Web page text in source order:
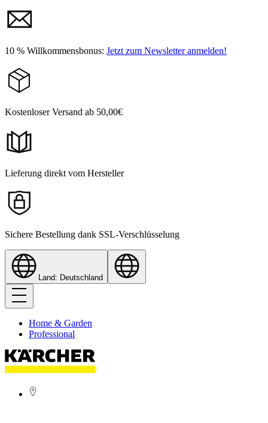
10 % Willkommensbonus: Jetzt zum Newsletter anmelden!
Kostenloser Versand ab 50,00€
Lieferung direkt vom Hersteller
Sichere Bestellung dank SSL-Verschlüsselung
Land: Deutschland
Home & Garden
Professional